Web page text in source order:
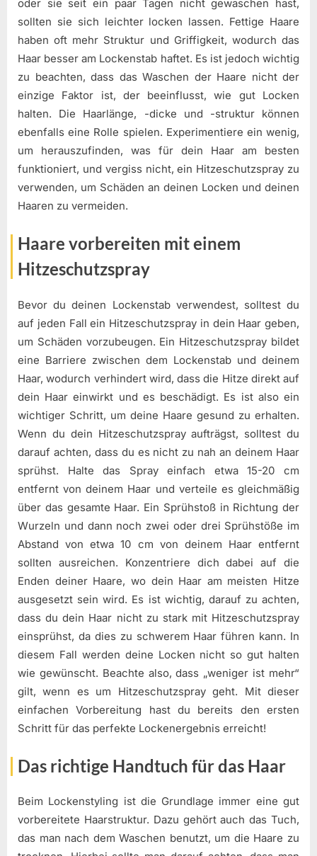
oder sie seit ein paar Tagen nicht gewaschen hast,
sollten sie sich leichter locken lassen. Fettige Haare
haben oft mehr Struktur und Griffigkeit, wodurch das
Haar besser am Lockenstab haftet. Es ist jedoch wichtig
zu beachten, dass das Waschen der Haare nicht der
einzige Faktor ist, der beeinflusst, wie gut Locken
halten. Die Haarlänge, -dicke und -struktur können
ebenfalls eine Rolle spielen. Experimentiere ein wenig,
um herauszufinden, was für dein Haar am besten
funktioniert, und vergiss nicht, ein Hitzeschutzspray zu
verwenden, um Schäden an deinen Locken und deinen
Haaren zu vermeiden.
Haare vorbereiten mit einem
Hitzeschutzspray
Bevor du deinen Lockenstab verwendest, solltest du
auf jeden Fall ein Hitzeschutzspray in dein Haar geben,
um Schäden vorzubeugen. Ein Hitzeschutzspray bildet
eine Barriere zwischen dem Lockenstab und deinem
Haar, wodurch verhindert wird, dass die Hitze direkt auf
dein Haar einwirkt und es beschädigt. Es ist also ein
wichtiger Schritt, um deine Haare gesund zu erhalten.
Wenn du dein Hitzeschutzspray aufträgst, solltest du
darauf achten, dass du es nicht zu nah an deinem Haar
sprühst. Halte das Spray einfach etwa 15-20 cm
entfernt von deinem Haar und verteile es gleichmäßig
über das gesamte Haar. Ein Sprühstoß in Richtung der
Wurzeln und dann noch zwei oder drei Sprühstöße im
Abstand von etwa 10 cm von deinem Haar entfernt
sollten ausreichen. Konzentriere dich dabei auf die
Enden deiner Haare, wo dein Haar am meisten Hitze
ausgesetzt sein wird. Es ist wichtig, darauf zu achten,
dass du dein Haar nicht zu stark mit Hitzeschutzspray
einsprühst, da dies zu schwerem Haar führen kann. In
diesem Fall werden deine Locken nicht so gut halten
wie gewünscht. Beachte also, dass „weniger ist mehr“
gilt, wenn es um Hitzeschutzspray geht. Mit dieser
einfachen Vorbereitung hast du bereits den ersten
Schritt für das perfekte Lockenergebnis erreicht!
Das richtige Handtuch für das Haar
Beim Lockenstyling ist die Grundlage immer eine gut
vorbereitete Haarstruktur. Dazu gehört auch das Tuch,
das man nach dem Waschen benutzt, um die Haare zu